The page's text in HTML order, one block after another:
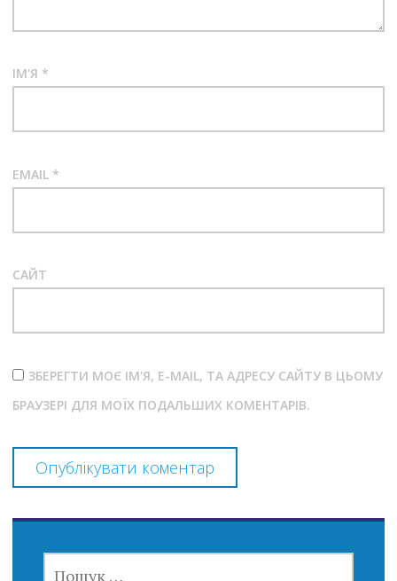
ІМ'Я *
EMAIL *
САЙТ
ЗБЕРЕГТИ МОЄ ІМ'Я, E-MAIL, ТА АДРЕСУ САЙТУ В ЦЬОМУ
БРАУЗЕРІ ДЛЯ МОЇХ ПОДАЛЬШИХ КОМЕНТАРІВ.